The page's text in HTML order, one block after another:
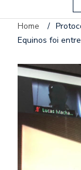
Home /
Equinos foi